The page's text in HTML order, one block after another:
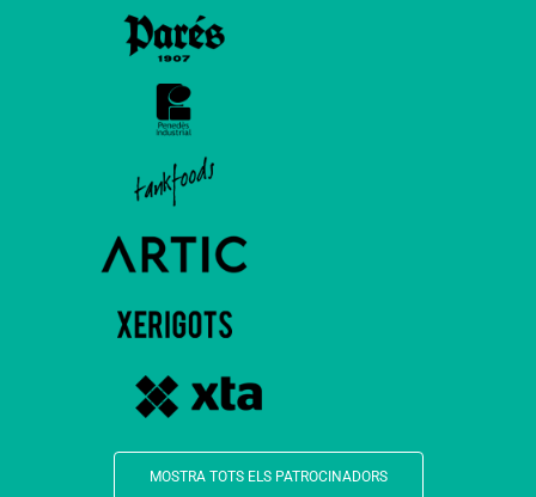
MOSTRA TOTS ELS PATROCINADORS